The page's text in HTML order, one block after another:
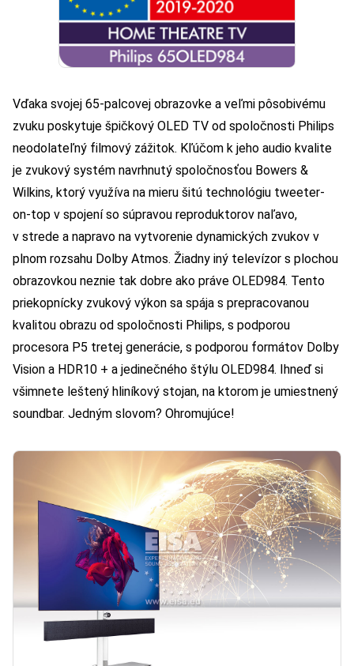
Vďaka svojej 65-palcovej obrazovke a veľmi pôsobivému
zvuku poskytuje špičkový OLED TV od spoločnosti Philips
neodolateľný filmový zážitok. Kľúčom k jeho audio kvalite
je zvukový systém navrhnutý spoločnosťou Bowers &
Wilkins, ktorý využíva na mieru šitú technológiu tweeter-
on-top v spojení so súpravou reproduktorov naľavo,
v strede a napravo na vytvorenie dynamických zvukov v
plnom rozsahu Dolby Atmos. Žiadny iný televízor s plochou
obrazovkou neznie tak dobre ako práve OLED984. Tento
priekopnícky zvukový výkon sa spája s prepracovanou
kvalitou obrazu od spoločnosti Philips, s podporou
procesora P5 tretej generácie, s podporou formátov Dolby
Vision a HDR10 + a jedinečného štýlu OLED984. Ihneď si
všimnete leštený hliníkový stojan, na ktorom je umiestnený
soundbar. Jedným slovom? Ohromujúce!